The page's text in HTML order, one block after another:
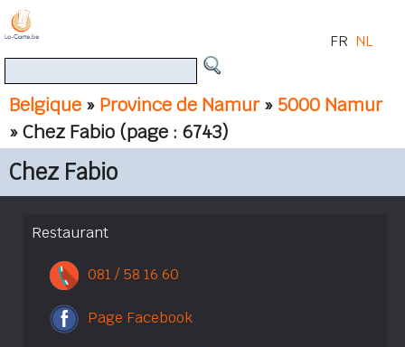
Belgique » Province de Namur» 5000 Namur
» Chez Fabio (page : 6743)
FR NL
Chez Fabio
Restaurant
081 / 58 16 60
Page Facebook